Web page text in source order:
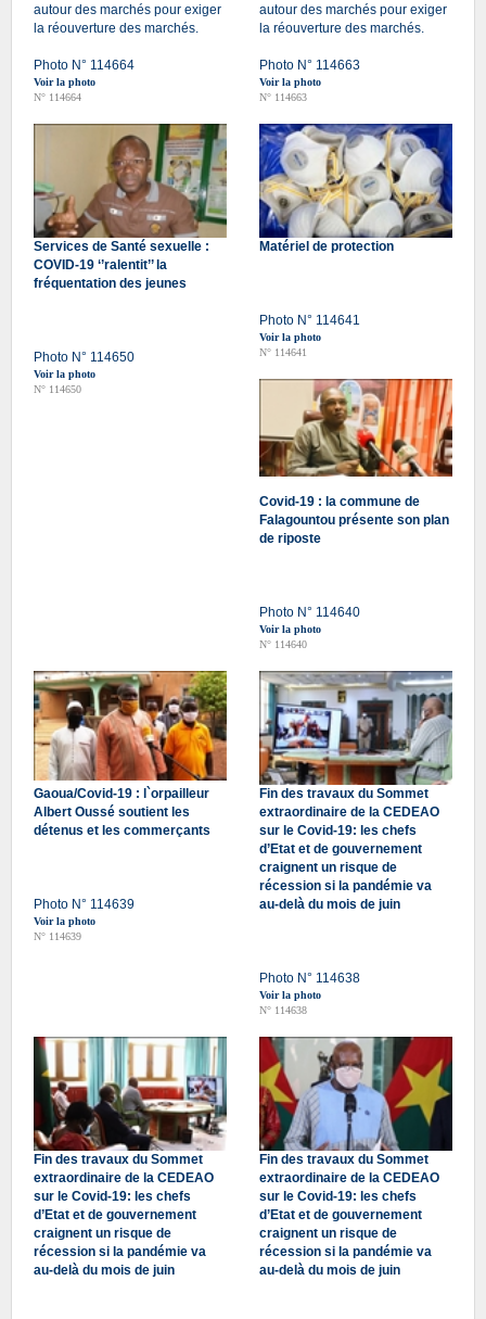
autour des marchés pour exiger
la réouverture des marchés.
Photo N° 114664
Voir la photo
N° 114664
autour des marchés pour exiger
la réouverture des marchés.
Photo N° 114663
Voir la photo
N° 114663
Services de Santé sexuelle :
COVID-19 ‘’ralentit’’ la
fréquentation des jeunes
Photo N° 114650
Voir la photo
N° 114650
Matériel de protection
Photo N° 114641
Voir la photo
N° 114641
Covid-19 : la commune de
Falagountou présente son plan
de riposte
Photo N° 114640
Voir la photo
N° 114640
Gaoua/Covid-19 : l`orpailleur
Albert Oussé soutient les
détenus et les commerçants
Photo N° 114639
Voir la photo
N° 114639
Fin des travaux du Sommet
extraordinaire de la CEDEAO
sur le Covid-19: les chefs
d’Etat et de gouvernement
craignent un risque de
récession si la pandémie va
au-delà du mois de juin
Photo N° 114638
Voir la photo
N° 114638
Fin des travaux du Sommet
extraordinaire de la CEDEAO
sur le Covid-19: les chefs
d’Etat et de gouvernement
craignent un risque de
récession si la pandémie va
au-delà du mois de juin
Fin des travaux du Sommet
extraordinaire de la CEDEAO
sur le Covid-19: les chefs
d’Etat et de gouvernement
craignent un risque de
récession si la pandémie va
au-delà du mois de juin